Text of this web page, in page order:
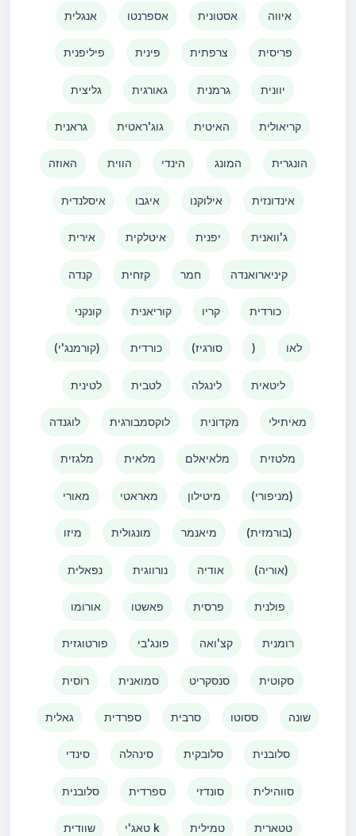
אנגלית אספרנטו אסטונית איווה
פיליפנית פינית צרפתית פריסית
גליצית גאורגית גרמנית יוונית
גראנית גוג'ראטית האיטית קריאולית
האוזה הווית הינדי המונג הונגרית
איסלנדית איגבו אילוקנו אינדונזית
אירית איטלקית יפנית ג'וואנית
קנדה קזחית חמר קיניארואנדה
קונקני קוריאנית קריו כורדית
(קורמנג'י) כורדית (סורגיז ) לאו
לטינית לטבית לינגלה ליטאית
לוגנדה לוקסמבורגית מקדונית מאיתילי
מלגזית מלאית מלאיאלם מלטזית
מאורי מאראטי מיטילון (מניפורי)
מיזו מונגולית מיאנמר (בורמזית)
נפאלית נורווגית אודיה (אוריה)
אורומו פאשטו פרסית פולנית
פורטוגזית פונג'בי קצ'ואה רומנית
רוסית סמואנית סנסקריט סקוטית
גאלית ספרדית סרבית ססוטו שונה
סינדי סינהלה סלובקית סלובנית
סלובנית ספרדית סונדזי סווהילית
שוודית טאג'י k טמילית טטארית